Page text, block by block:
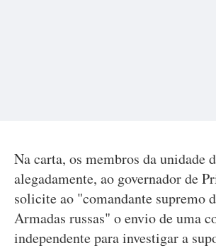
Na carta, os membros da unidade
alegadamente, ao governador de
solicite ao "comandante supremo
Armadas russas" o envio de uma
independente para investigar a